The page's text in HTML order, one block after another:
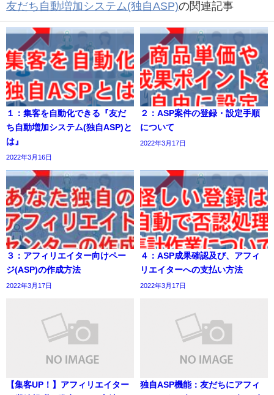
友だち自動増加システム(独自ASP)の関連記事
１：集客を自動化できる『友だ
ち自動増加システム(独自ASP)と
は』
2022年3月16日
２：ASP案件の登録・設定手順
について
2022年3月17日
３：アフィリエイター向けペー
ジ(ASP)の作成方法
2022年3月17日
４：ASP成果確認及び、アフィ
リエイターへの支払い方法
2022年3月17日
【集客UP！】アフィリエイター
独自ASP機能：友だちにアフィ